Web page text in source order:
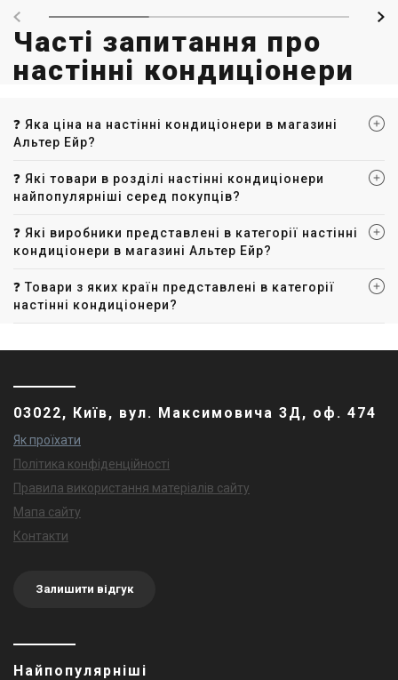
Часті запитання про
настінні кондиціонери
❓ Яка ціна на настінні кондиціонери в магазині
Альтер Ейр?
❓ Які товари в розділі настінні кондиціонери
найпопулярніші серед покупців?
❓ Які виробники представлені в категорії настінні
кондиціонери в магазині Альтер Ейр?
❓ Товари з яких країн представлені в категорії
настінні кондиціонери?
03022, Київ, вул. Максимовича 3Д, оф. 474
Як проїхати
Політика конфіденційності
Правила використання матеріалів сайту
Мапа сайту
Контакти
Залишити відгук
Найпопулярніші